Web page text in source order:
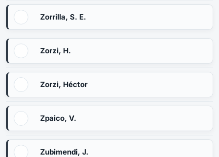
Zorrilla, S. E.
Zorzi, H.
Zorzi, Héctor
Zpaico, V.
Zubimendi, J.